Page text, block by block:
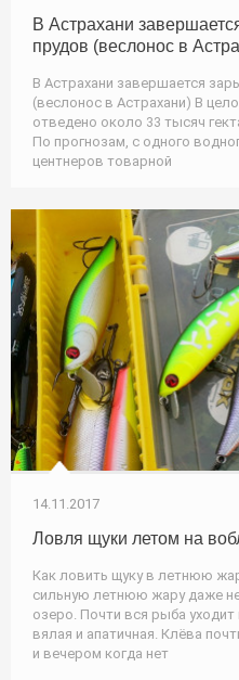
В Астрахани
прудов (веслонос в
В Астрахани завершается
(веслонос в Астрахани) В
отведено около 33 тысяч
По прогнозам, с одного
центнеров товарной
14.11.2017
Ловля щуки летом на
Как ловить щуку в летнюю
сильную летнюю жару даже
озеро. Почти вся рыба уходит
вялая и апатичная. Клёва
и вечером когда нет